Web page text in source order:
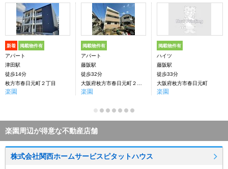
新着 掲載物件有
アパート
津田駅
徒歩14分
枚方市春日元町２丁目
楽園
掲載物件有
アパート
藤阪駅
徒歩32分
楽園
掲載物件有
ハイツ
藤阪駅
徒歩33分
大阪府枚方市春日元町
楽園
楽園周辺が得意な不動産店舗
株式会社関西ホームサービスピタットハウス